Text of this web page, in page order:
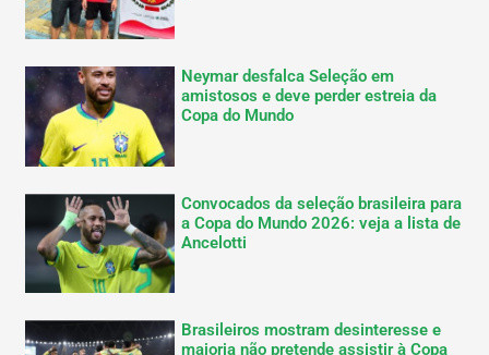
Neymar desfalca Seleção em
amistosos e deve perder estreia da
Copa do Mundo
Convocados da seleção brasileira para
a Copa do Mundo 2026: veja a lista de
Ancelotti
Brasileiros mostram desinteresse e
maioria não pretende assistir à Copa